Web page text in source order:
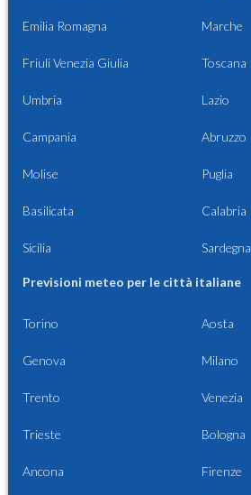
Emilia Romagna Marche
Friuli Venezia Giulia Toscana
Umbria Lazio
Campania Abruzzo
Molise Puglia
Basilicata Calabria
Sicilia Sardegna
Previsioni meteo per le città italiane
Torino Aosta
Genova Milano
Trento Venezia
Trieste Bologna
Ancona Firenze